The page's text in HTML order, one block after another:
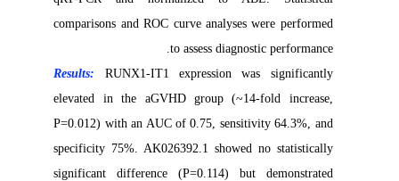
comparisons and ROC curve analyses were performed
to assess diagnostic performance.
Results:
RUNX1-IT1 expression was significantly
elevated in the aGVHD group (~14-fold increase,
P=0.012) with an AUC of 0.75, sensitivity 64.3%, and
specificity 75%. AK026392.1 showed no statistically
significant difference (P=0.114) but demonstrated